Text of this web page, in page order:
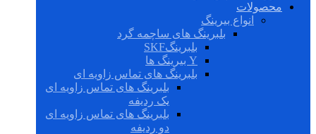
محصولات
انواع بیرینگ
بلبرینگ های ساچمه گرد
بلبرینگSKF
Y بیرینگ ها
بلبرینگ های تماس زاویه ای
بلبرینگ های تماس زاویه ای
یک ردیفه
بلبرینگ های تماس زاویه ای
دو ردیفه